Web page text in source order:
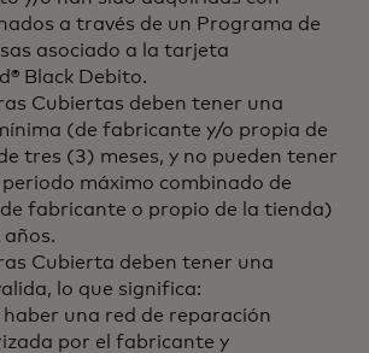
a través de un Programa de
asociado a la tarjeta
Black Debito.
Cubiertas deben tener una
(de fabricante y/o propia de
tres (3) meses, y no pueden tener
periodo máximo combinado de
fabricante o propio de la tienda)
Cubierta deben tener una
lo que significa:
haber una red de reparación
por el fabricante y